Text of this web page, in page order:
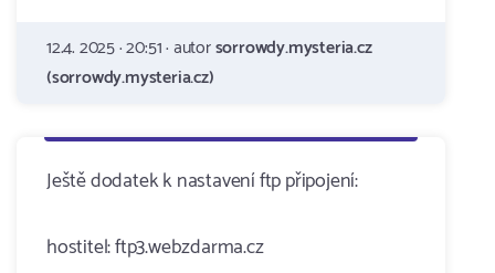
12.4. 2025 · 20:51 · autorsorrowdy.mysteria.cz
(sorrowdy.mysteria.cz)
Ještě dodatek k nastavení ftp připojení:
hostitel: ftp3.webzdarma.cz